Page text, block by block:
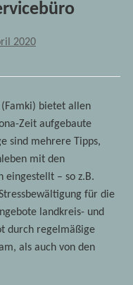
2020
bietet allen
Zeit aufgebaute
sind mehrere Tipps,
mit den
eingestellt – so z.B.
für die
landkreis- und
durch regelmäßige
als auch von den